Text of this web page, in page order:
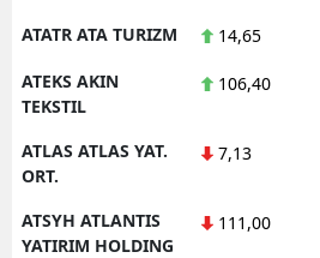
ATATR ATA TURIZM 14,65
ATEKS AKIN
TEKSTIL
106,40
ATLAS ATLAS YAT.
ORT.
7,13
ATSYH ATLANTIS
YATIRIM HOLDING
111,00